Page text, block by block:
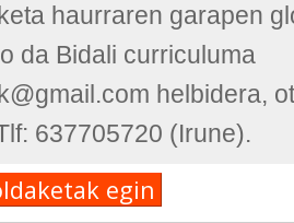
haurraren garapen
da Bidali curriculuma
helbidera,
637705720 (Irune).
egin